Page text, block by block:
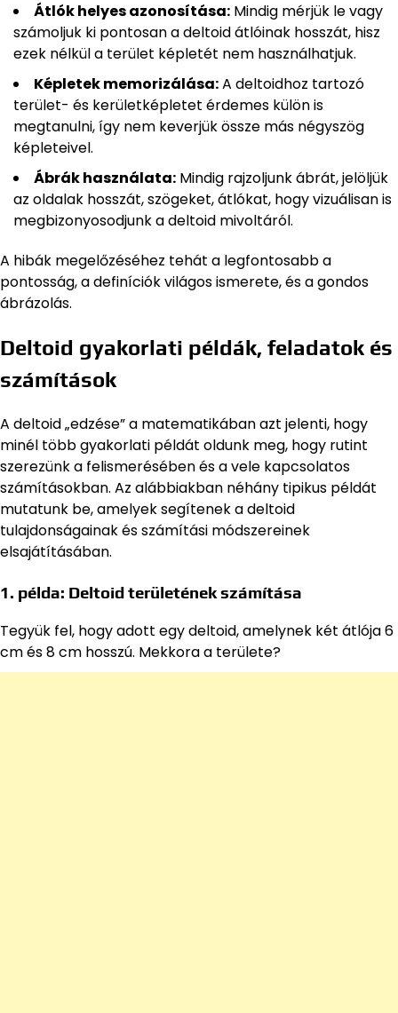
Átlók helyes azonosítása: Mindig mérjük le vagy
számoljuk ki pontosan a deltoid átlóinak hosszát, hisz
ezek nélkül a terület képletét nem használhatjuk.
Képletek memorizálása:A deltoidhoz tartozó
terület- és kerületképletet érdemes külön is
megtanulni, így nem keverjük össze más négyszög
képleteivel.
Ábrák használata: Mindig rajzoljunk ábrát, jelöljük
az oldalak hosszát, szögeket, átlókat, hogy vizuálisan is
megbizonyosodjunk a deltoid mivoltáról.
A hibák megelőzéséhez tehát a legfontosabb a
pontosság, a definíciók világos ismerete, és a gondos
ábrázolás.
Deltoid gyakorlati példák, feladatok és
számítások
A deltoid „edzése” a matematikában azt jelenti, hogy
minél több gyakorlati példát oldunk meg, hogy rutint
szerezünk a felismerésében és a vele kapcsolatos
számításokban. Az alábbiakban néhány tipikus példát
mutatunk be, amelyek segítenek a deltoid
tulajdonságainak és számítási módszereinek
elsajátításában.
1. példa: Deltoid területének számítása
Tegyük fel, hogy adott egy deltoid, amelynek két átlója 6
cm és 8 cm hosszú. Mekkora a területe?